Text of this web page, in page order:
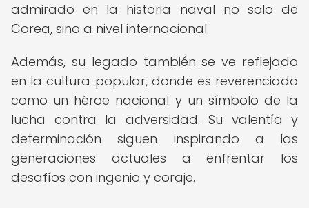
admirado en la historia naval no solo de
Corea, sino a nivel internacional.
Además, su legado también se ve reflejado
en la cultura popular, donde es reverenciado
como un héroe nacional y un símbolo de la
lucha contra la adversidad. Su valentía y
determinación siguen inspirando a las
generaciones actuales a enfrentar los
desafíos con ingenio y coraje.